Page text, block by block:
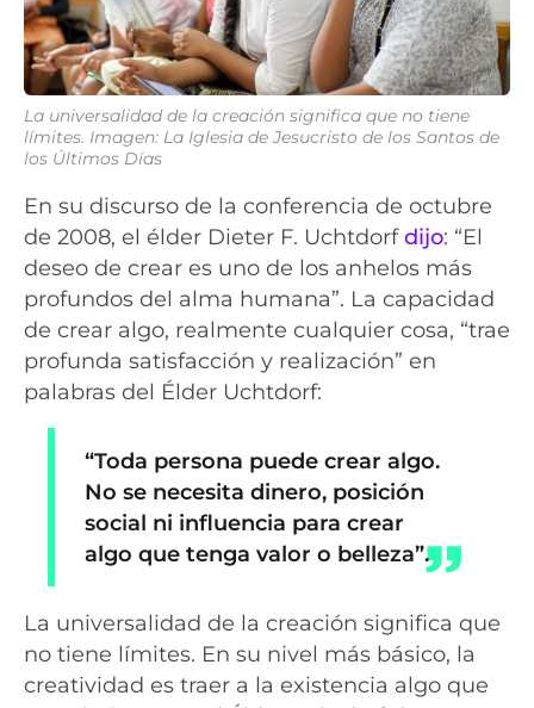
La universalidad de la creación significa que no tiene
límites. Imagen: La Iglesia de Jesucristo de los Santos de
los Últimos Días
En su discurso de la conferencia de octubre
de 2008, el élder Dieter F. Uchtdorfdijo: “El
deseo de crear es uno de los anhelos más
profundos del alma humana”. La capacidad
de crear algo, realmente cualquier cosa, “trae
profunda satisfacción y realización” en
palabras del Élder Uchtdorf:
“Toda persona puede crear algo.
No se necesita dinero, posición
social ni influencia para crear
algo que tenga valor o belleza”.
La universalidad de la creación significa que
no tiene límites. En su nivel más básico, la
creatividad es traer a la existencia algo que